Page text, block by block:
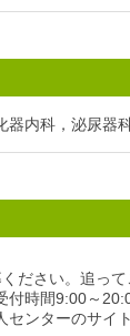
器内科，泌尿器
ださい。追って
時間9:00～
ンターのサイ